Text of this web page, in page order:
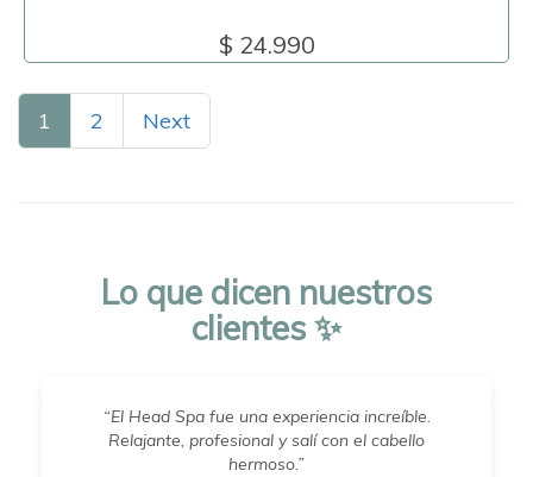
$ 24.990
1 2 Next
Lo que dicen nuestros
clientes ✨
“El Head Spa fue una experiencia increíble.
Relajante, profesional y salí con el cabello
hermoso.”